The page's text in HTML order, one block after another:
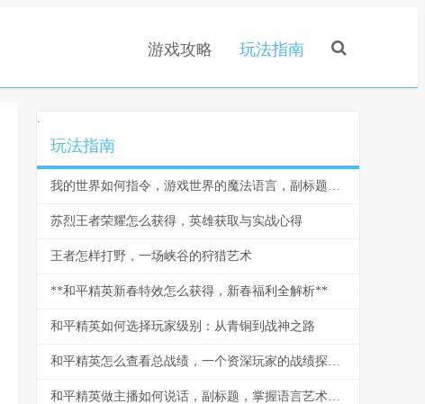
游戏攻略 玩法指南
.
玩法指南
我的世界如何指令，游戏世界的魔法语言，副标题为资深玩家必备的创造指南
苏烈王者荣耀怎么获得，英雄获取与实战心得
王者怎样打野，一场峡谷的狩猎艺术
**和平精英新春特效怎么获得，新春福利全解析**
和平精英如何选择玩家级别：从青铜到战神之路
和平精英怎么查看总战绩，一个资深玩家的战绩探索之旅
和平精英做主播如何说话，副标题，掌握语言艺术引爆直播间